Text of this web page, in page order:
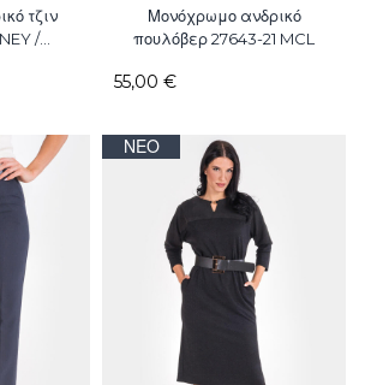
τζιν
/
Μονόχρωμο ανδρικό
πουλόβερ 27643-21 MCL
55,00 €
ΝΈΟ